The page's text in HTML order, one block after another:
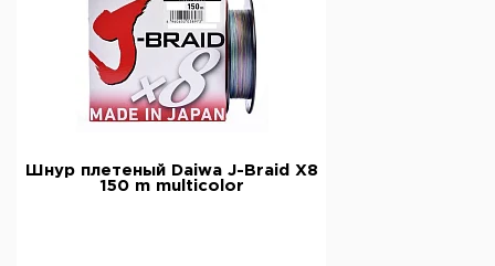
Шнур плетеный Daiwa J-Braid X8
150 m multicolor